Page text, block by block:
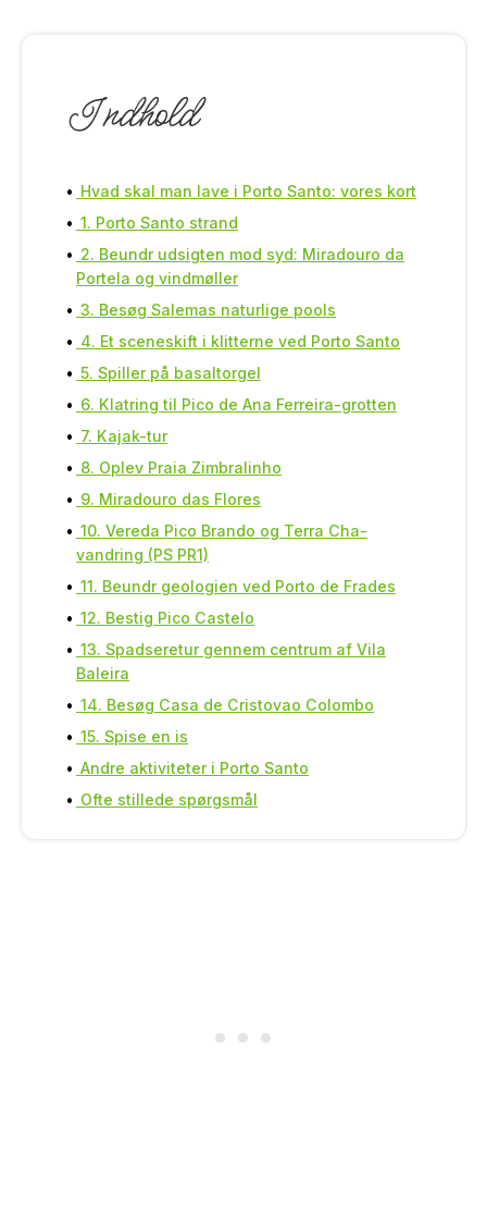
Indhold
Hvad skal man lave i Porto Santo: vores kort
1. Porto Santo strand
2. Beundr udsigten mod syd: Miradouro da
Portela og vindmøller
3. Besøg Salemas naturlige pools
4. Et sceneskift i klitterne ved Porto Santo
5. Spiller på basaltorgel
6. Klatring til Pico de Ana Ferreira-grotten
7. Kajak-tur
8. Oplev Praia Zimbralinho
9. Miradouro das Flores
10. Vereda Pico Brando og Terra Cha-
vandring (PS PR1)
11. Beundr geologien ved Porto de Frades
12. Bestig Pico Castelo
13. Spadseretur gennem centrum af Vila
Baleira
14. Besøg Casa de Cristovao Colombo
15. Spise en is
Andre aktiviteter i Porto Santo
Ofte stillede spørgsmål